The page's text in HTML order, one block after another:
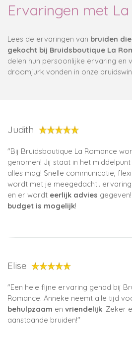
Ervaringen met
Lees de ervaringen van bruiden
gekocht bij Bruidsboutique La
delen hun persoonlijke ervaring en
droomjurk vonden in onze
Judith
''Bij Bruidsboutique La Romance
genomen! Jij staat in het
alles mag! Snelle communicatie,
wordt met je meegedacht..
en er wordt eerlijk advies
budget is mogelijk!
Elise
''Een hele fijne ervaring gehad bij
Romance. Anneke neemt alle tijd
behulpzaam en vriendelijk. Zeker
aanstaande bruiden!''